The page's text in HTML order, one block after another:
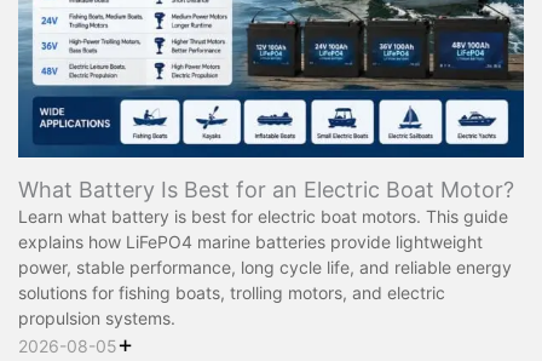
What Battery Is Best for an Electric Boat Motor?
Learn what battery is best for electric boat motors. This guide
explains how LiFePO4 marine batteries provide lightweight
power, stable performance, long cycle life, and reliable energy
solutions for fishing boats, trolling motors, and electric
propulsion systems.
2026-08-05+